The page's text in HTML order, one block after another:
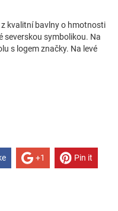
kvalitní bavlny o hmotnosti
severskou symbolikou. Na
s logem značky. Na levé
+1 Pin it